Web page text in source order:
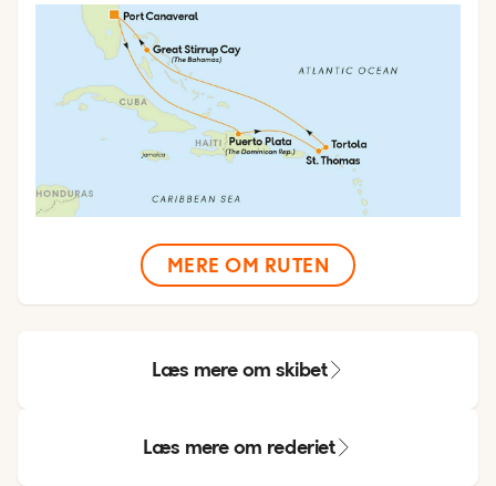
MERE OM RUTEN
Læs mere om skibet
Læs mere om rederiet